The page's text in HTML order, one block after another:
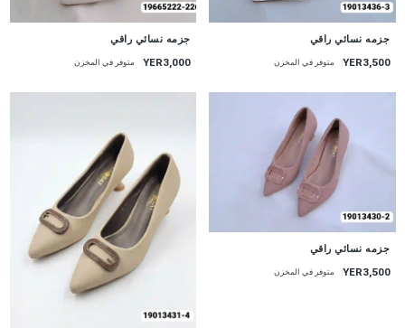
جزمه نسائي راقي
YER3,500 متوفر في المخزن
جزمه نسائي راقي
YER3,000 متوفر في المخزن
جزمه نسائي راقي
YER3,500 متوفر في المخزن